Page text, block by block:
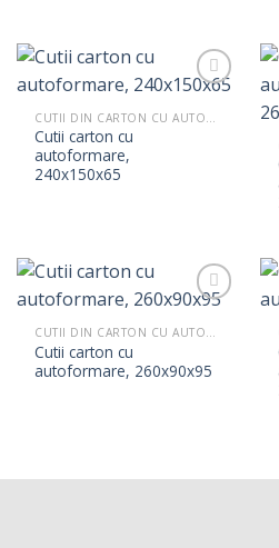
Cutii carton cu
autoformare,
240x150x65
CUTII DIN CARTON CU AUTOFORMARE
Cutii carton cu
autoformare, 260x90x95